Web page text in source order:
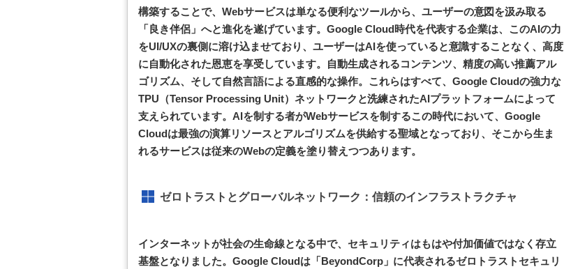
構築することで、Webサービスは単なる便利なツールから、ユーザーの意図を汲み取る
「良き伴侶」へと進化を遂げています。Google Cloud時代を代表する企業は、このAIの力
をUI/UXの裏側に溶け込ませており、ユーザーはAIを使っていると意識することなく、高度
に自動化された恩恵を享受しています。自動生成されるコンテンツ、精度の高い推薦アル
ゴリズム、そして自然言語による直感的な操作。これらはすべて、Google Cloudの強力な
TPU（Tensor Processing Unit）ネットワークと洗練されたAIプラットフォームによって
支えられています。AIを制する者がWebサービスを制するこの時代において、Google
Cloudは最強の演算リソースとアルゴリズムを供給する聖域となっており、そこから生ま
れるサービスは従来のWebの定義を塗り替えつつあります。
ゼロトラストとグローバルネットワーク：信頼のインフラストラクチャ
インターネットが社会の生命線となる中で、セキュリティはもはや付加価値ではなく存立
基盤となりました。Google Cloudは「BeyondCorp」に代表されるゼロトラストセキュリ